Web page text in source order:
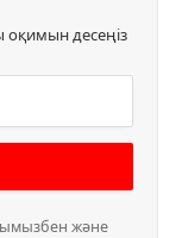
десеңіз
және